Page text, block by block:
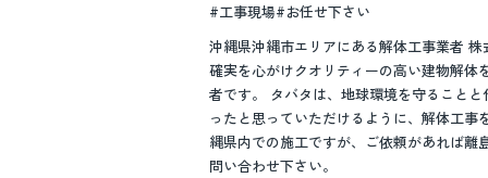
#工事現場#お任せ下さい
沖縄県沖縄市エリアにある解体工事業者
確実を心がけクオリティーの高い建物解体
者です。 タバタは、地球環境を守ること
ったと思っていただけるように、解体工
縄県内での施工ですが、ご依頼があれば
問い合わせ下さい。